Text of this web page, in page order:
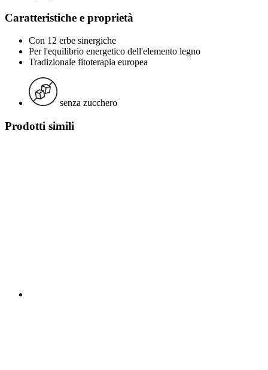
Caratteristiche e proprietà
Con 12 erbe sinergiche
Per l'equilibrio energetico dell'elemento legno
Tradizionale fitoterapia europea
senza zucchero
Prodotti simili